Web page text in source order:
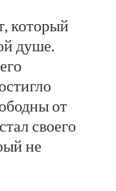
который
душе.
от
своего
не